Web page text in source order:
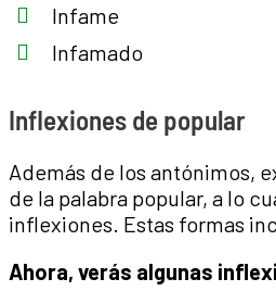
Infame
Infamado
Inflexiones de popular
Además de los antónimos,
de la palabra popular, a lo
inflexiones. Estas formas
Ahora, verás algunas